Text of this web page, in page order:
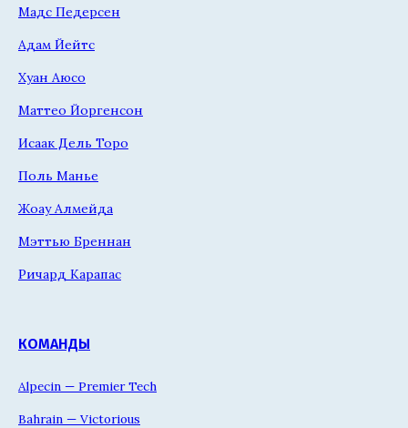
Мадс Педерсен
Адам Йейтс
Хуан Аюсо
Маттео Йоргенсон
Исаак Дель Торо
Поль Манье
Жоау Алмейда
Мэттью Бреннан
Ричард Карапас
КОМАНДЫ
Alpecin — Premier Tech
Bahrain — Victorious